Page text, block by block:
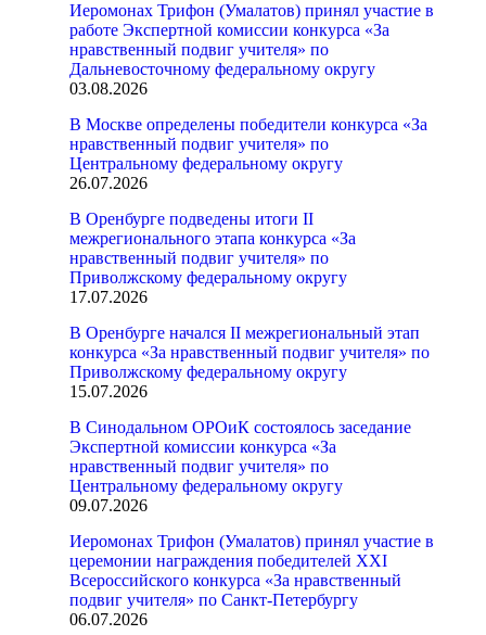
Иеромонах Трифон (Умалатов) принял участие в
работе Экспертной комиссии конкурса «За
нравственный подвиг учителя» по
Дальневосточному федеральному округу
03.08.2026
В Москве определены победители конкурса «За
нравственный подвиг учителя» по
Центральному федеральному округу
26.07.2026
В Оренбурге подведены итоги II
межрегионального этапа конкурса «За
нравственный подвиг учителя» по
Приволжскому федеральному округу
17.07.2026
В Оренбурге начался II межрегиональный этап
конкурса «За нравственный подвиг учителя» по
Приволжскому федеральному округу
15.07.2026
В Синодальном ОРОиК состоялось заседание
Экспертной комиссии конкурса «За
нравственный подвиг учителя» по
Центральному федеральному округу
09.07.2026
Иеромонах Трифон (Умалатов) принял участие в
церемонии награждения победителей XXI
Всероссийского конкурса «За нравственный
подвиг учителя» по Санкт-Петербургу
06.07.2026